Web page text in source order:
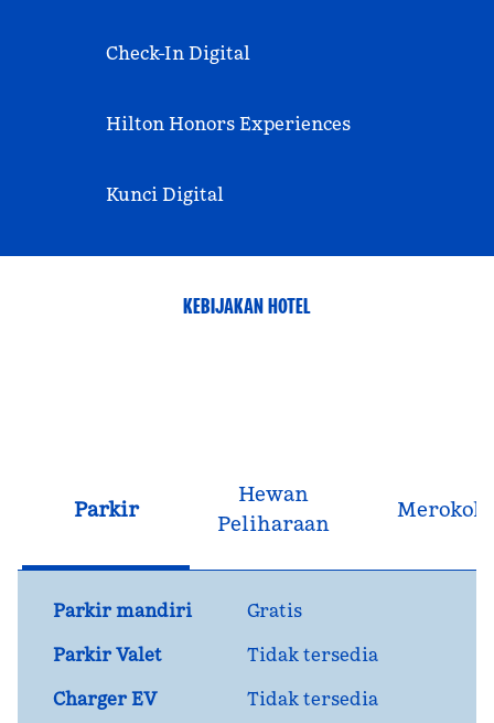
Check-In Digital
Hilton Honors Experiences
Kunci Digital
KEBIJAKAN HOTEL
Parkir
Hewan
Peliharaan
Merokok
Parkir mandiri
Gratis
Parkir Valet
Tidak tersedia
Charger EV
Tidak tersedia